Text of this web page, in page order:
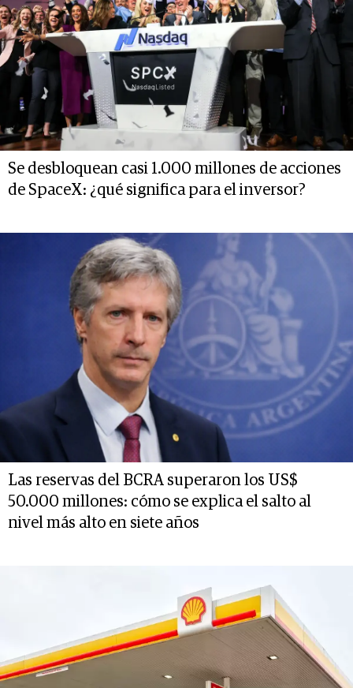
Se desbloquean casi 1.000 millones de acciones
de SpaceX: ¿qué significa para el inversor?
Las reservas del BCRA superaron los US$
50.000 millones: cómo se explica el salto al
nivel más alto en siete años